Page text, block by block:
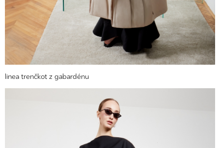
linea trenčkot z gabardénu